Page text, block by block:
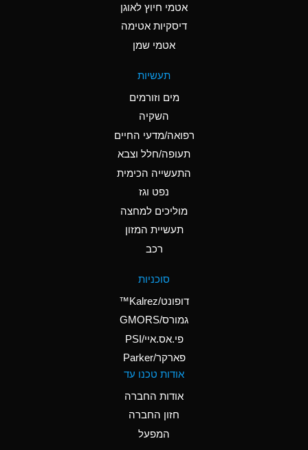
Ammonia Gas (cold)
A
Ammonia Gas (hot)
Ammonium Hydroxide
D
Ammonium Nitrate
Ammonium Nitrite
Ammonium Persulfate
Ammonium Phosphate
A
Ammonium Sulfate
A
Amyl Acetate (Banana
אטמי חיוץ לאוגן
דיסקיות אטימה
אטמי שמן
תעשיות
מים וזורמים
השקיה
רפואה/מדעי החיים
תעופה/חלל וצבא
התעשייה הכימית
נפט וגז
מוליכים למחצה
תעשיית המזון
רכב
סוכניות
דופונט/Kalrez™
גמורס/GMORS
פי.אס.איי/PSI
פארקר/Parker
אודות טכנו עד
אודות החברה
חזון החברה
המפעל